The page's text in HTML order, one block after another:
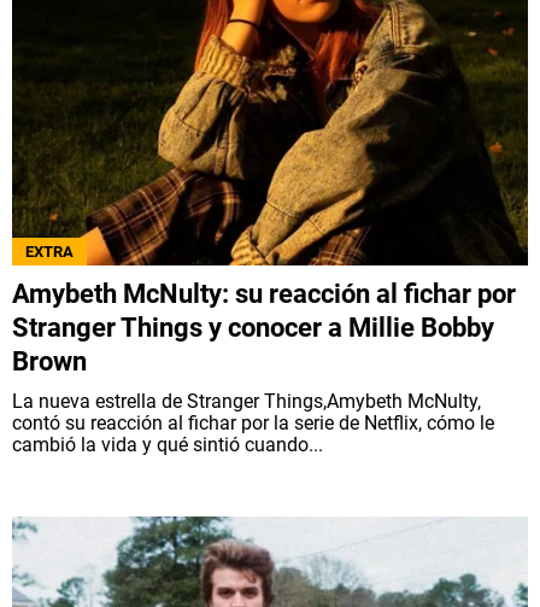
EXTRA
Amybeth McNulty: su reacción al fichar por
Stranger Things y conocer a Millie Bobby
Brown
La nueva estrella de Stranger Things,Amybeth McNulty,
contó su reacción al fichar por la serie de Netflix, cómo le
cambió la vida y qué sintió cuando...